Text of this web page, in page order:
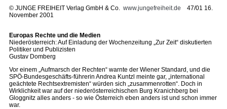
© JUNGE FREIHEIT Verlag GmbH & Co. www.jungefreiheit.de 47/01 16.
November 2001
Europas Rechte und die Medien
Niederösterreich: Auf Einladung der Wochenzeitung „Zur Zeit“ diskutierten
Politiker und Publizisten
Gustav Domberg
Vor einem „Aufmarsch der Rechten“ warnte der Wiener Standard, und die
SPÖ-Bundesgeschäfts-führerin Andrea Kuntzl meinte gar, „international
geächtete Rechtsextremisten“ würden sich „zusammenrotten“. Doch in
Wirklichkeit war auf der niederösterreichischen Burg Kranichberg bei
Gloggnitz alles anders - so wie Österreich eben anders ist und schon immer
war.